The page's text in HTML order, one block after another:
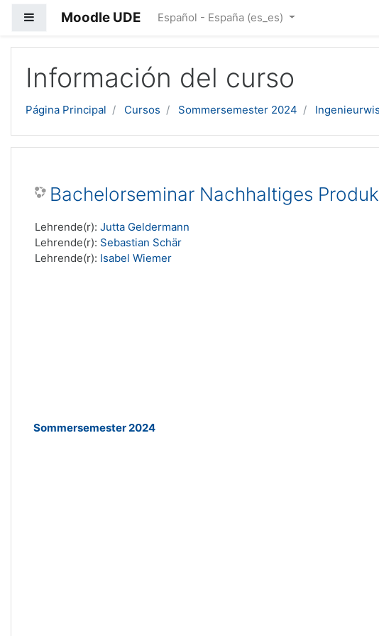
Panel lateral
Moodle UDE Español - España ‎(es_es)‎
Información del curso
Página Principal Cursos Sommersemester 2024
Bachelorseminar Nachhaltiges
Lehrende(r): Jutta Geldermann
Lehrende(r): Sebastian Schär
Lehrende(r): Isabel Wiemer
Sommersemester 2024